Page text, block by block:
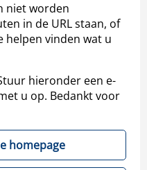
niet worden
in de URL staan, of
helpen vinden wat u
hieronder een e-
u op. Bedankt voor
homepage